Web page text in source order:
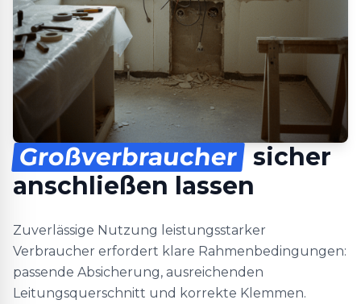
Großverbraucher sicher
anschließen lassen
Zuverlässige Nutzung leistungsstarker
Verbraucher erfordert klare Rahmenbedingungen:
passende Absicherung, ausreichenden
Leitungsquerschnitt und korrekte Klemmen.